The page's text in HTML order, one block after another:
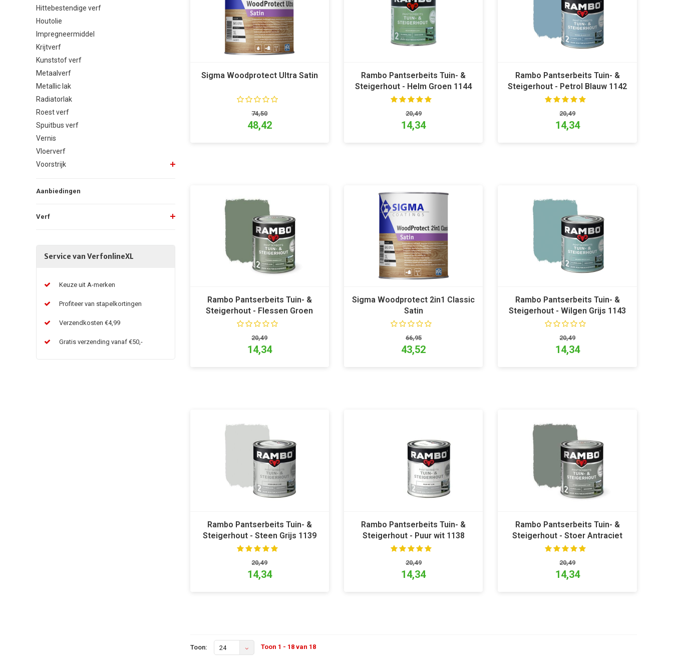
Hittebestendige verf
Houtolie
Impregneermiddel
Krijtverf
Kunststof verf
Metaalverf
Metallic lak
Radiatorlak
Roest verf
Spuitbus verf
Vernis
Vloerverf
Voorstrijk
Aanbiedingen
Verf
Service van VerfonlineXL
Keuze uit A-merken
Profiteer van stapelkortingen
Verzendkosten €4,99
Gratis verzending vanaf €50,-
Sigma Woodprotect Ultra Satin
74,50
48,42
Rambo Pantserbeits Tuin- &
Steigerhout - Helm Groen 1144
20,49
14,34
Rambo Pantserbeits Tuin- &
Steigerhout - Petrol Blauw 1142
20,49
14,34
Rambo Pantserbeits Tuin- &
Steigerhout - Flessen Groen
1147
20,49
14,34
Sigma Woodprotect 2in1 Classic
Satin
66,95
43,52
Rambo Pantserbeits Tuin- &
Steigerhout - Wilgen Grijs 1143
20,49
14,34
Rambo Pantserbeits Tuin- &
Steigerhout - Steen Grijs 1139
20,49
14,34
Rambo Pantserbeits Tuin- &
Steigerhout - Puur wit 1138
20,49
14,34
Rambo Pantserbeits Tuin- &
Steigerhout - Stoer Antraciet
1148
20,49
14,34
Toon: 24 Toon 1 - 18 van 18